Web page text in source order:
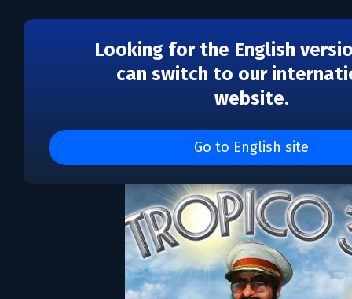
Looking for the English
can switch to our
website.
Go to English site
Tropico 3 - Absolute
DLC